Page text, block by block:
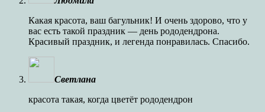
Какая красота, ваш багульник! И очень здорово, что у
вас есть такой праздник — день рододендрона.
Красивый праздник, и легенда понравилась. Спасибо.
Светлана
краcота такая, когда цветёт рододендрон